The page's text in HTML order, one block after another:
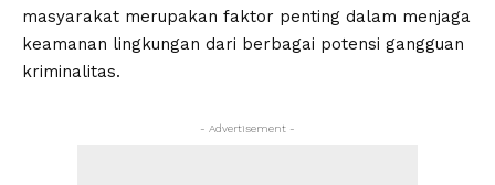
masyarakat merupakan faktor penting dalam menjaga
keamanan lingkungan dari berbagai potensi gangguan
kriminalitas.
- Advertisement -